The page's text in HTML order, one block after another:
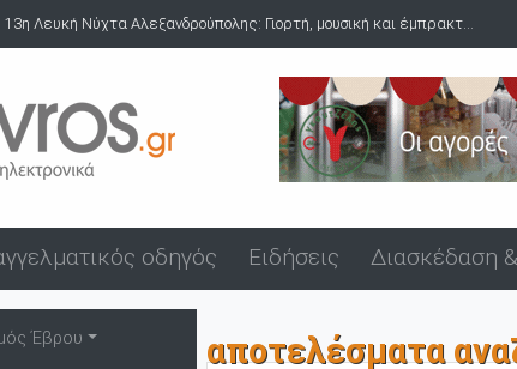
Γιορτή, μουσική και έμπρακτ... Δύο συλλήψεις για
οδηγός Ειδήσεις Διασκέδαση
Έβρου
αποτελέσματα